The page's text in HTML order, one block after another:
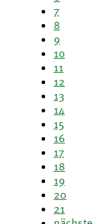
7
8
9
10
11
12
13
14
15
16
17
18
19
20
21